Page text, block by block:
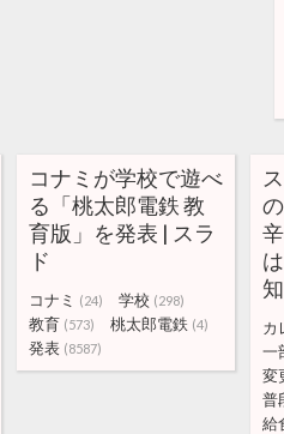
コナミが学校で遊べ
る「桃太郎電鉄 教
育版」を発表 | スラ
ド
コナミ (24) 学校 (298)
教育 (573) 桃太郎電鉄 (4)
発表 (8587)
カ
一
変
普
給